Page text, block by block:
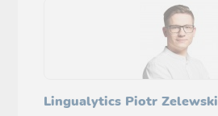
Lingualytics Piotr Zelewski